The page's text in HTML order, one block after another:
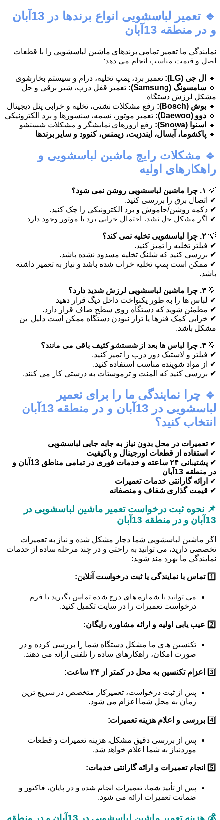
🔹 تعمیر لباسشویی انواع برندها در 13آبان
و در منطقه 13آبان
نمایندگی ما تعمیر تمامی برندهای ماشین لباسشویی را با قطعات
اصل و قیمت مناسب انجام می دهد:
🔹 ال جی (LG):
تعمیر برد، پمپ تخلیه، درام و سیستم بخارشوی
🔹 سامسونگ (Samsung):
تعمیر قفل درب، شیر برقی و حل
مشکل لرزش دستگاه
🔹 بوش (Bosch):
رفع مشکلات نشتی، تخلیه و خرابی پنل دیجیتال
🔹 دوو (Daewoo):
تعمیر موتور، تسمه، سنسورها و برد الکترونیکی
🔹
اسنوا (Snowa):
رفع ارورهای نمایشگر و مشکلات شستشو
🔹 پاکشوما، آبسال، ایندزیت، زیمنس، کنوود و سایر برندها
🔹 مشکلات رایج ماشین لباسشویی و
راهکارهای اولیه
💡 ۱. چرا ماشین لباسشویی روشن نمی شود؟
✔ اتصال برق را بررسی کنید.
✔ دکمه روشن/خاموش و برد الکترونیکی را چک کنید.
✔ اگر مشکل حل نشد، احتمال خرابی برد یا موتور وجود دارد.
💡 ۲. چرا لباسشویی تخلیه نمی کند؟
✔ فیلتر تخلیه را تمیز کنید.
✔ بررسی کنید که شلنگ تخلیه مسدود نشده باشد.
✔ ممکن است پمپ تخلیه خراب شده باشد و نیاز به تعمیر داشته
باشد.
💡 ۳. چرا ماشین لباسشویی لرزش شدید دارد؟
✔ لباس ها را به طور یکنواخت داخل دیگ قرار دهید.
✔ مطمئن شوید که دستگاه روی سطح صاف قرار دارد.
✔ خرابی کمک فنرها یا تراز نبودن دستگاه ممکن است دلیل این
مشکل باشد.
💡 ۴. چرا لباس ها بعد از شستشو کثیف باقی می مانند؟
✔ فیلتر و لاستیک دور درب را تمیز کنید.
✔ از مواد شوینده مناسب استفاده کنید.
✔ بررسی کنید که المنت و ترموستات به درستی کار می کنند.
🔹 چرا نمایندگی ما را برای تعمیر
لباسشویی در 13آبان و در منطقه 13آبان
انتخاب کنید؟
✔تعمیرات در محل بدون نیاز به جابه جایی لباسشویی
✔ استفاده از قطعات اورجینال و باکیفیت
✔
پشتیبانی ۲۴ ساعته و خدمات فوری در تمامی مناطق 13آبان و
در منطقه 13آبان
✔ ارائه گارانتی خدمات تعمیرات
✔ قیمت گذاری شفاف و منصفانه
📌 نحوه ثبت درخواست تعمیر ماشین لباسشویی در
13آبان و در منطقه 13آبان
اگر ماشین لباسشویی شما دچار مشکل شده و نیاز به تعمیرات
تخصصی دارید، می توانید به راحتی و در چند مرحله ساده از خدمات
نمایندگی ما بهره مند شوید:
1️⃣ تماس با نمایندگی یا ثبت درخواست آنلاین:
می توانید با شماره های درج شده تماس بگیرید یا فرم
درخواست تعمیرات را در سایت تکمیل کنید.
2️⃣ عیب یابی اولیه و ارائه مشاوره رایگان:
تکنسین های ما مشکل دستگاه شما را بررسی کرده و در
صورت امکان، راهکارهای ساده را تلفنی ارائه می دهند.
3️⃣ اعزام تکنسین به محل در کمتر از ۲۴ ساعت:
پس از ثبت درخواست، تعمیرکار متخصص در سریع ترین
زمان به محل شما اعزام می شود.
4️⃣ بررسی و اعلام هزینه تعمیرات:
پس از بررسی دقیق مشکل، هزینه تعمیرات و قطعات
موردنیاز به شما اعلام خواهد شد.
5️⃣ انجام تعمیرات و ارائه گارانتی خدمات:
پس از تأیید شما، تعمیرات انجام شده و در پایان، فاکتور و
ضمانت تعمیرات ارائه می شود.
💰 هزینه تعمیر ماشین لباسشویی در 13آبان و در منطقه